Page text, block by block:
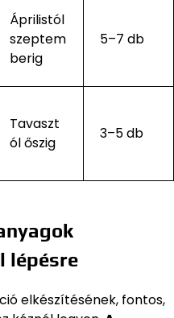
Áprilistól
szeptem
berig
5–7 db
Tavaszt
ól őszig
3–5 db
lépésre
elkészítésének, fontos,